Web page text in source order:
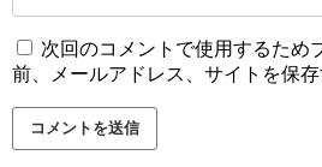
次回のコメントで使用するため
前、メールアドレス、サイトを保存